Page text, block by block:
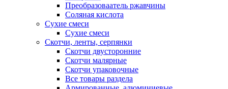
Преобразоваатель ржавчины
Соляная кислота
Сухие смеси
Сухие смеси
Скотчи, ленты, серпянки
Скотчи двусторонние
Скотчи малярные
Скотчи упаковочные
Все товары раздела